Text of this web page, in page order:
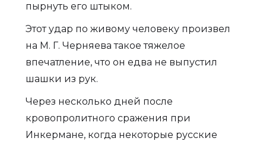
пырнуть его штыком.
Этот удар по живому человеку произвел
на М. Г. Черняева такое тяжелое
впечатление, что он едва не выпустил
шашки из рук.
Через несколько дней после
кровопролитного сражения при
Инкермане, когда некоторые русские